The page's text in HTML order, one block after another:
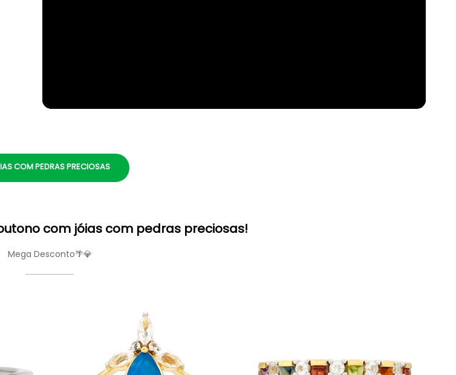
COM PEDRAS PRECIOSAS
com jóias com pedras preciosas!
Mega Desconto🌴💎